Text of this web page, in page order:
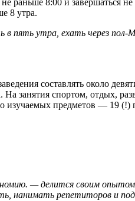
раньше 8:00 и завершаться не
8 утра.
пять утра, ехать через пол-
составлять около
занятия спортом, отдых,
изучаемых предметов — 19 (!)
— делится своим
нанимать репетиторов и